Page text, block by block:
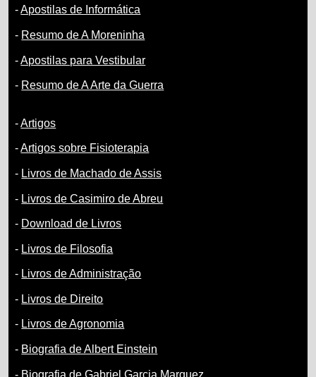
-Apostilas de Informática
- Resumo de A Moreninha
-Apostilas para Vestibular
- Resumo de A Arte da Guerra
-Artigos
-Artigos sobre Fisioterapia
- Livros de Machado de Assis
- Livros de Casimiro de Abreu
- Download de Livros
- Livros de Filosofia
- Livros de Administração
- Livros de Direito
- Livros de Agronomia
- Biografia de Albert Einstein
- Biografia de Gabriel Garcia Marquez